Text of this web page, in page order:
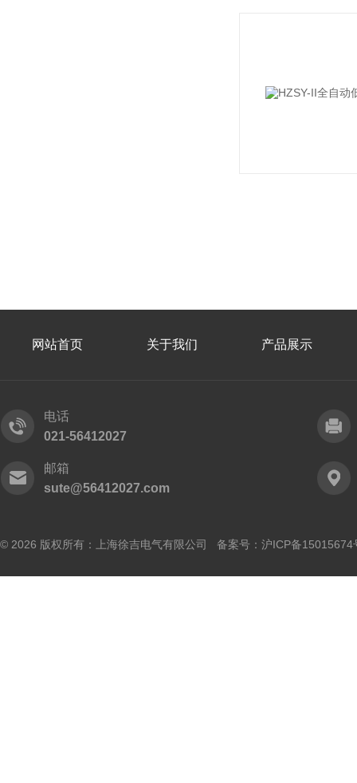
网站首页 关于我们 产品展示
电话
021-56412027
邮箱
sute@56412027.com
© 2026 版权所有：上海徐吉电气有限公司 备案号： 沪ICP备15015674